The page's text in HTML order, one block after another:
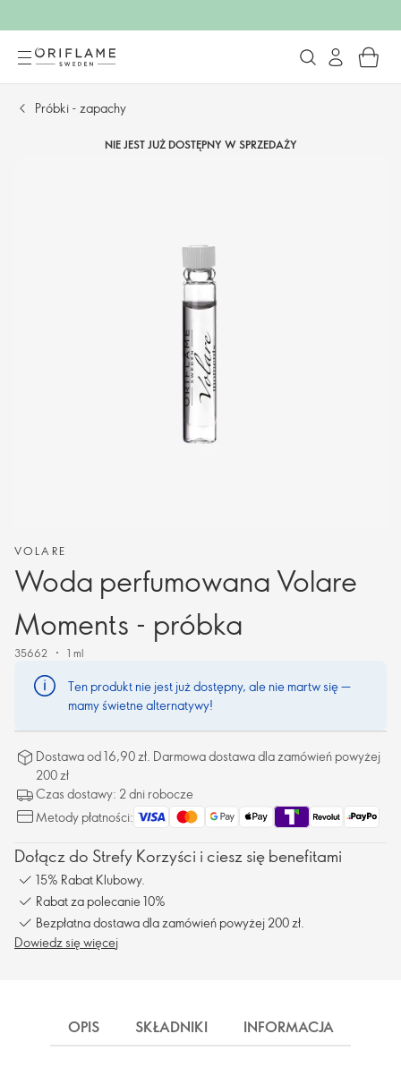
Próbki - zapachy
NIE JEST JUŻ DOSTĘPNY W SPRZEDAŻY
VOLARE
Woda perfumowana Volare
Moments - próbka
35662 1 ml
Ten produkt nie jest już dostępny, ale nie martw się —
mamy świetne alternatywy!
Dostawa od 16,90 zł. Darmowa dostawa dla zamówień powyżej
200 zł
Czas dostawy: 2 dni robocze
Metody płatności:
Dołącz do Strefy Korzyści i ciesz się benefitami
15% Rabat Klubowy.
Rabat za polecanie 10%
Bezpłatna dostawa dla zamówień powyżej 200 zł.
Dowiedz się więcej
OPIS SKŁADNIKI INFORMACJA